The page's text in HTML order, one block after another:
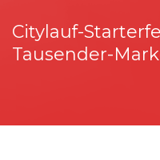
Citylauf-
Tausender-